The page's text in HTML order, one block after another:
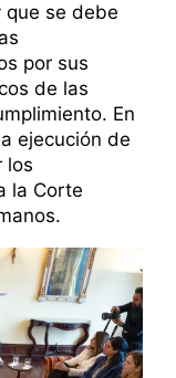
que se debe
por sus
de las
En
ejecución de
los
la Corte